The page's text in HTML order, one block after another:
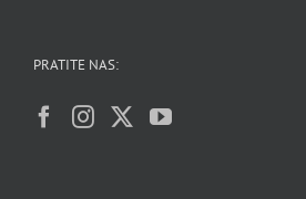
PRATITE NAS: